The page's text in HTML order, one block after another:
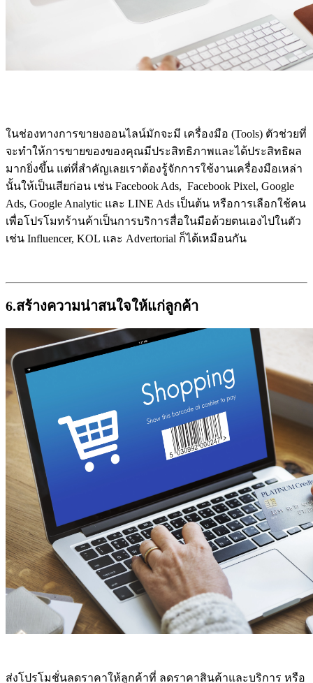
ในช่องทางการขายงออนไลน์มักจะมี เครื่องมือ (Tools) ตัวช่วยที่
จะทำให้การขายของของคุณมีประสิทธิภาพและได้ประสิทธิผล
มากยิ่งขึ้น แต่ที่สำคัญเลยเราต้องรู้จักการใช้งานเครื่องมือเหล่า
นั้นให้เป็นเสียก่อน เช่น Facebook Ads, Facebook Pixel, Google
Ads, Google Analytic และ LINE Ads เป็นต้น หรือการเลือกใช้คน
เพื่อโปรโมทร้านค้าเป็นการบริการสื่อในมือด้วยตนเองไปในตัว
เช่น Influencer, KOL และ Advertorial ก็ได้เหมือนกัน
6.สร้างความน่าสนใจให้แก่ลูกค้า
ส่งโปรโมชั่นลดราคาให้ลูกค้าที่ ลดราคาสินค้าและบริการ หรือ